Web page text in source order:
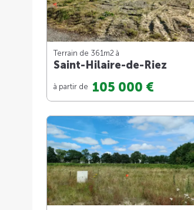
Terrain de 361m2 à
Saint-Hilaire-de-Riez
à partir de 105 000 €